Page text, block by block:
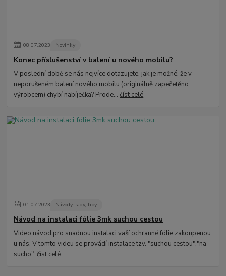
08.07.2023 Novinky
Konec příslušenství v balení u nového mobilu?
V poslední době se nás nejvíce dotazujete, jak je možné, že v
neporušeném balení nového mobilu (originálně zapečetěno
výrobcem) chybí nabíječka? Prode...číst celé
01.07.2023 Návody, rady, tipy
Návod na instalaci fólie 3mk suchou cestou
Video návod pro snadnou instalaci vaší ochranné fólie zakoupenou
u nás. V tomto videu se provádí instalace tzv. "suchou cestou","na
sucho".číst celé